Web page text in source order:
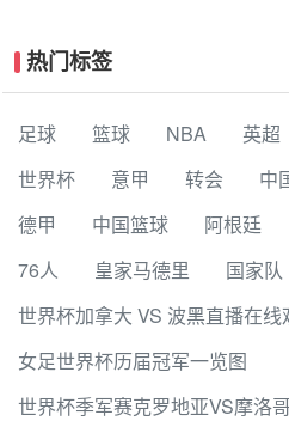
热门标签
足球 篮球 NBA 英超
世界杯
意甲 转会 中
德甲
中国篮球 阿根廷
76人
皇家马德里
国家队
世界杯加拿大 VS 波黑直播在线
女足世界杯历届冠军一览图
世界杯季军赛克罗地亚VS摩洛哥